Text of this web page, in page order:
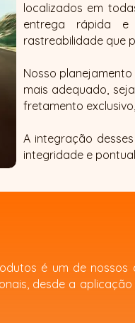
localizados em
entrega rápida e
rastreabilidade que
Nosso
mais adequado,
fretamento
A integração
integridade e
é um de
desde a